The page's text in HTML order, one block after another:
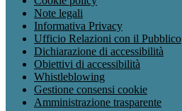
Note legali
Informativa Privacy
Ufficio Relazioni con il Pubblico
Dichiarazione di accessibilità
Obiettivi di accessibilità
Whistleblowing
Gestione consensi cookie
Amministrazione trasparente